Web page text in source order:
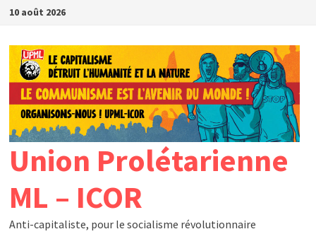
Passer
contenu
10 août 2026
Union Prolétarienne
ML – ICOR
Anti-capitaliste, pour le socialisme révolutionnaire